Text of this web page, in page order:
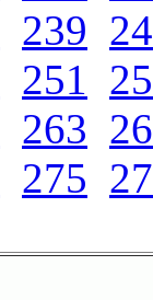
239
251
263
275